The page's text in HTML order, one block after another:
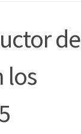
de
los